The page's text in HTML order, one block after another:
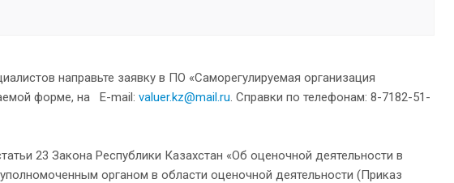
направьте заявку в ПО «Саморегулируемая организация
форме, на Е-mail: valuer.kz@mail.ru. Справки по телефонам: 8-7182-51-
23 Закона Республики Казахстан «Об оценочной деятельности в
органом в области оценочной деятельности (Приказ